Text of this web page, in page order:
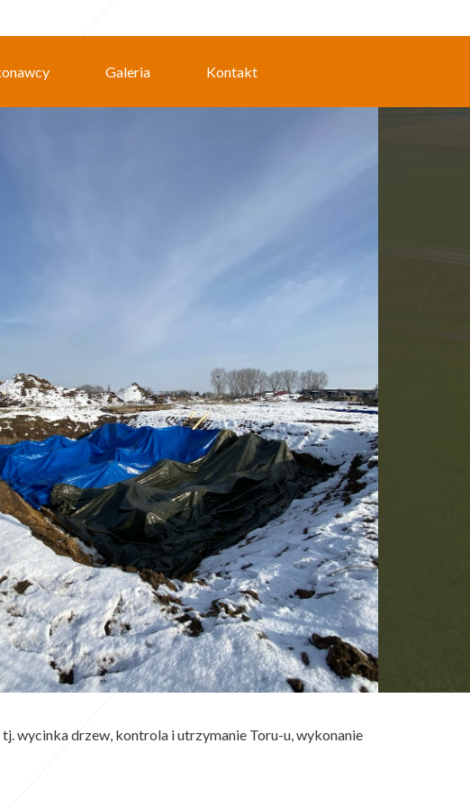
Galeria Kontakt
wycinka drzew, kontrola i utrzymanie Toru-u, wykonanie